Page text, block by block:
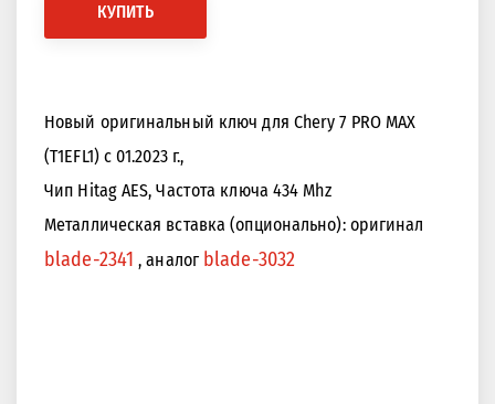
КУПИТЬ
Новый оригинальный ключ для Chery 7 PRO MAX
(T1EFL1) с 01.2023 г.,
Чип Hitag AES, Частота ключа 434 Mhz
Металлическая вставка (опционально): оригинал
blade-2341 , аналог blade-3032